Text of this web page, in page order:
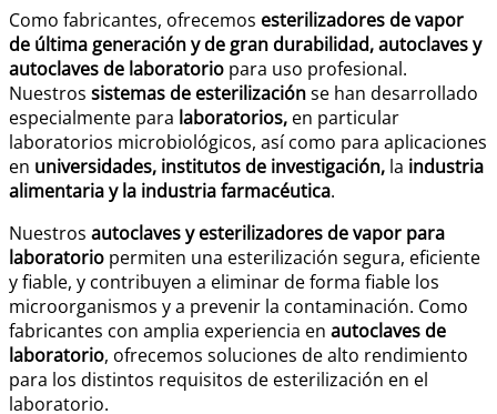
Como fabricantes, ofrecemos esterilizadores de vapor
de última generación y de gran durabilidad,autoclaves y
autoclaves de laboratorio para uso profesional.
Nuestros sistemas de esterilizaciónse han desarrollado
especialmente para laboratorios, en particular
laboratorios microbiológicos, así como para aplicaciones
en universidades, institutos de investigación, la industria
alimentaria y la industria farmacéutica.
Nuestros autoclaves y esterilizadores de vapor para
laboratorio permiten una esterilización segura, eficiente
y fiable, y contribuyen a eliminar de forma fiable los
microorganismos y a prevenir la contaminación. Como
fabricantes con amplia experiencia en autoclaves de
laboratorio, ofrecemos soluciones de alto rendimiento
para los distintos requisitos de esterilización en el
laboratorio.